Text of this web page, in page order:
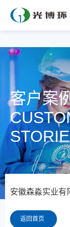
客户案
安徽森淼实业有
返回首页